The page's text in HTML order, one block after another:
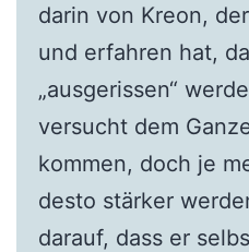
darin von Kreon,
und erfahren hat,
„ausgerissen“
versucht dem
kommen, doch je
desto stärker
darauf, dass er